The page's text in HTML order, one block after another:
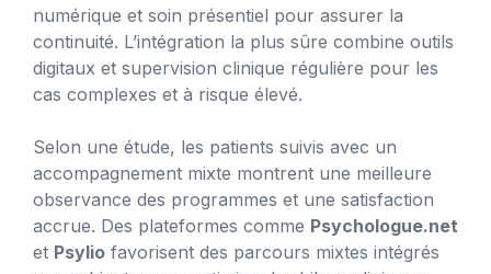
numérique et soin présentiel pour assurer la
continuité. L’intégration la plus sûre combine outils
digitaux et supervision clinique régulière pour les
cas complexes et à risque élevé.
Selon une étude, les patients suivis avec un
accompagnement mixte montrent une meilleure
observance des programmes et une satisfaction
accrue. Des plateformes comme Psychologue.net
et Psylio favorisent des parcours mixtes intégrés